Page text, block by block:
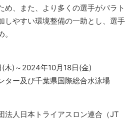
め、また、より多くの選手がパラト
しやすい環境整備の一助とし、選手
木)～2024年10月18日(金)
ター及び千葉県国際総合水泳場
法人日本トライアスロン連合（JT